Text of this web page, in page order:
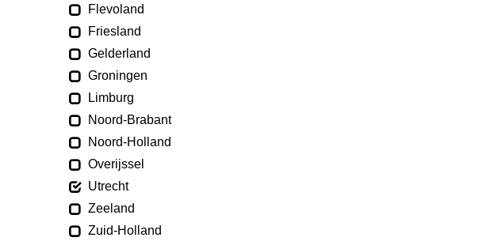
Flevoland
Friesland
Gelderland
Groningen
Limburg
Noord-Brabant
Noord-Holland
Overijssel
Utrecht
Zeeland
Zuid-Holland